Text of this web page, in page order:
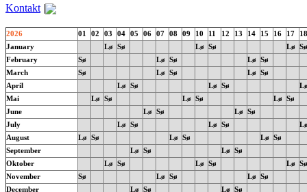
Kontakt|
2026 01 02 03 04 05 06 07 08 09 10 11 12 13 14 15 16 17
18
January
Lø Sø Lø Sø Lø
Sø
February
Sø Lø Sø Lø
Sø
March
Sø Lø Sø Lø
Sø
April
Lø Sø Lø Sø
Mai
Lø Sø Lø Sø Lø
Sø
June
Lø Sø Lø
Sø
July
Lø Sø Lø Sø
August
Lø Sø Lø Sø Lø
Sø
September
Lø Sø Lø
Sø
Oktober
Lø Sø Lø Sø Lø
Sø
November
Sø Lø Sø Lø
Sø
December
Lø Sø Lø
Sø